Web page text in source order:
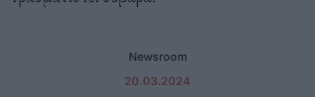
Newsroom
20.03.2024